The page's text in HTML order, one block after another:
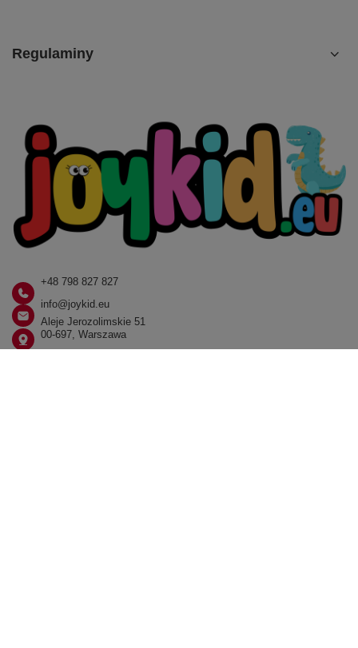
Regulaminy
+48 798 827 827
info@joykid.eu
Aleje Jerozolimskie 51
00-697, Warszawa